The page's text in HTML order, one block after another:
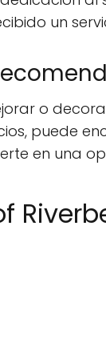
un
o
puede
en una